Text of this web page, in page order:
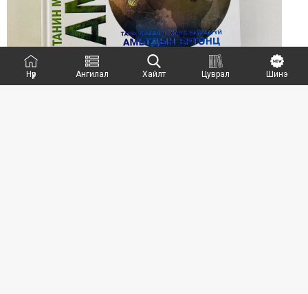
Нүүр Ангилал Хайлт Цуврал Шинэ